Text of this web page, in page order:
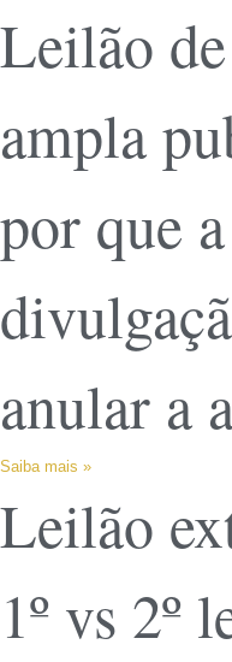
Leilão
ampla
por que
anular a
Saiba mais »
Leilão
1º vs